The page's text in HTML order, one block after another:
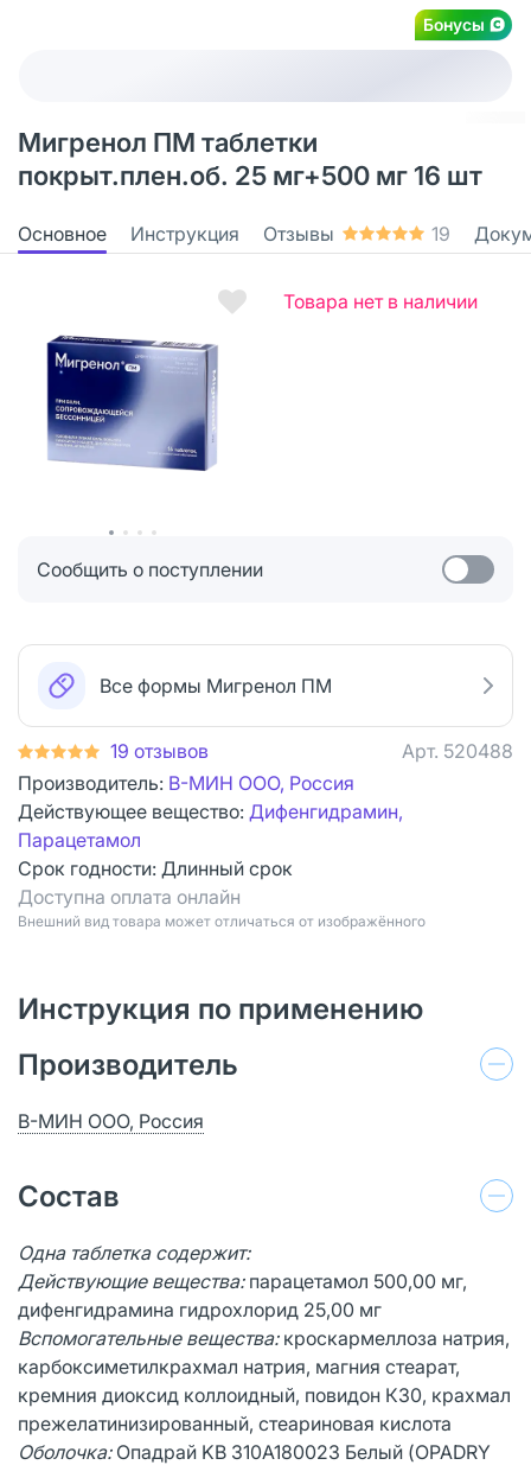
Бонусы
Мигренол ПМ таблетки
покрыт.плен.об. 25 мг+500 мг 16 шт
Основное Инструкция Отзывы 19
Товара нет в наличии
Сообщить о поступлении
Все формы Мигренол ПМ
19 отзывов Арт. 520488
Производитель: В-МИН ООО, Россия
Действующее вещество: Дифенгидрамин,
Парацетамол
Срок годности: Длинный срок
Доступна оплата онлайн
Bнешний вид товара может отличаться от изображённого
Инструкция по применению
Производитель
В-МИН ООО, Россия
Состав
Одна таблетка содержит:
Действующие вещества:парацетамол 500,00 мг,
дифенгидрамина гидрохлорид 25,00 мг
Вспомогательные вещества: кроскармеллоза натрия,
карбоксиметилкрахмал натрия, магния стеарат,
кремния диоксид коллоидный, повидон К30, крахмал
прежелатинизированный, стеариновая кислота
Оболочка: Опадрай KB 310A180023 Белый (OPADRY